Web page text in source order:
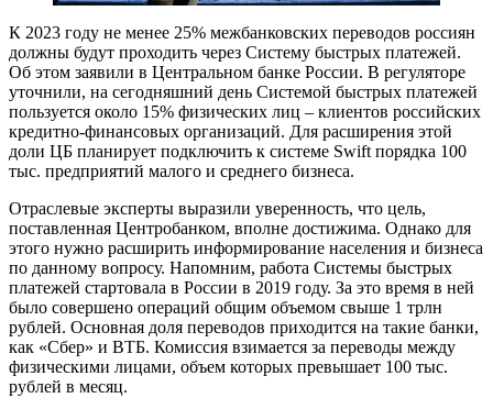
К 2023 году не менее 25% межбанковских переводов россиян
должны будут проходить через Систему быстрых платежей.
Об этом заявили в Центральном банке России. В регуляторе
уточнили, на сегодняшний день Системой быстрых платежей
пользуется около 15% физических лиц – клиентов российских
кредитно-финансовых организаций. Для расширения этой
доли ЦБ планирует подключить к системе Swift порядка 100
тыс. предприятий малого и среднего бизнеса.
Отраслевые эксперты выразили уверенность, что цель,
поставленная Центробанком, вполне достижима. Однако для
этого нужно расширить информирование населения и бизнеса
по данному вопросу. Напомним, работа Системы быстрых
платежей стартовала в России в 2019 году. За это время в ней
было совершено операций общим объемом свыше 1 трлн
рублей. Основная доля переводов приходится на такие банки,
как «Сбер» и ВТБ. Комиссия взимается за переводы между
физическими лицами, объем которых превышает 100 тыс.
рублей в месяц.